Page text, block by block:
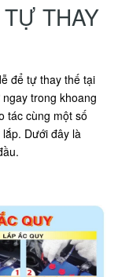
THAY
để tự thay thế tại
trong khoang
tác cùng một số
Dưới đây là